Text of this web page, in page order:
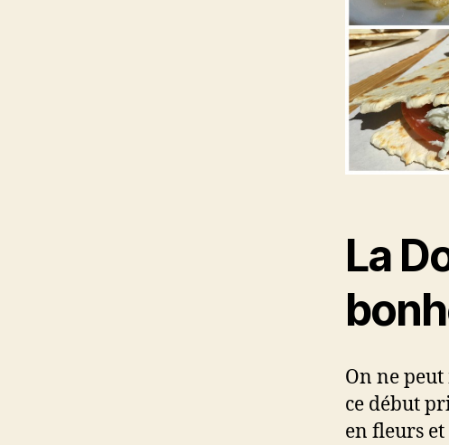
La
On ne
ce début
en fleurs